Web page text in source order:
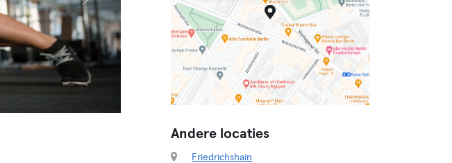
Andere locaties
Friedrichshain